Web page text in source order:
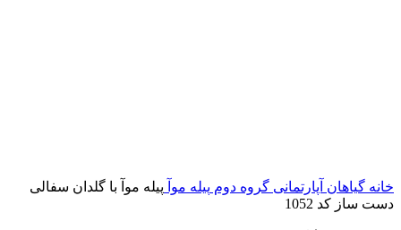
خانه گیاهان آپارتمانی گروه دوم پیله موآ پیله موآ با گلدان سفالی
دست ساز کد 1052